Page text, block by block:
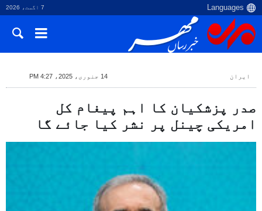
7 اگست، 2026
ایران 14 جنوری، 2025، 4:27 PM
صدر پزشکیان کا اہم پیغام کل
امریکی چینل پر نشر کیا جائے گا